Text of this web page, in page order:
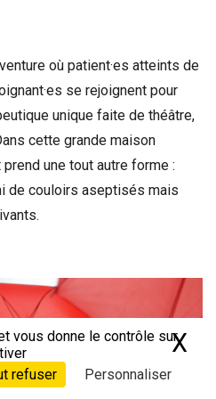
où patient·es atteints de
se rejoignent pour
unique faite de théâtre,
cette grande maison
une tout autre forme :
de couloirs aseptisés mais
vous donne le contrôle sur
refuser Personnaliser
X